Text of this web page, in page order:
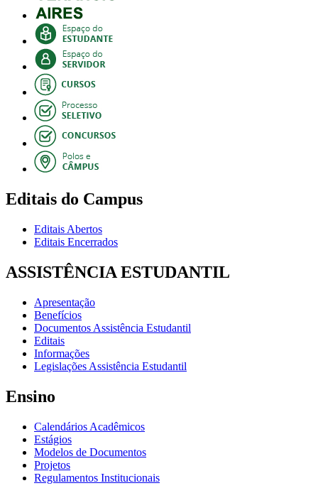
Editais do Campus
Editais Abertos
Editais Encerrados
ASSISTÊNCIA ESTUDANTIL
Apresentação
Benefícios
Documentos Assistência Estudantil
Editais
Informações
Legislações Assistência Estudantil
Ensino
Calendários Acadêmicos
Estágios
Modelos de Documentos
Projetos
Regulamentos Institucionais